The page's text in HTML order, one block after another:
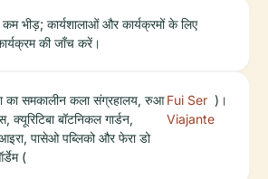
कम भीड़; कार्यशालाओं और कार्यक्रमों के लिए
की जाँच करें।
का समकालीन कला संग्रहालय, रुआ
क्यूरिटिबा बॉटनिकल गार्डन,
पासेओ पब्लिको और फेरा डो
(
Fui Ser
Viajante
)।